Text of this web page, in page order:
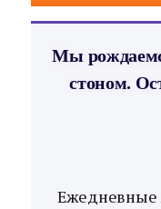
Мы
стоном.
Ежедневные